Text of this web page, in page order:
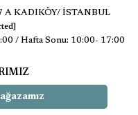
A KADIKÖY/ İSTANBUL
/ Hafta Sonu: 10:00- 17:00